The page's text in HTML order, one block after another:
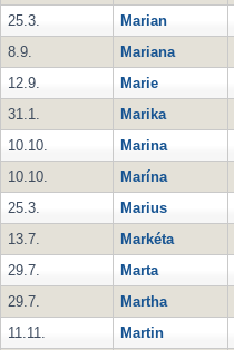
25.3.
Marian
8.9.
Mariana
12.9.
Marie
31.1.
Marika
10.10.
Marina
10.10.
Marína
25.3.
Marius
13.7.
Markéta
29.7.
Marta
29.7.
Martha
11.11.
Martin